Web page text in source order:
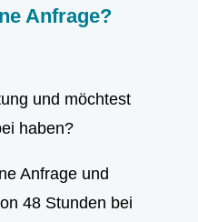
Anfrage?
und möchtest
haben?
Anfrage und
48 Stunden bei